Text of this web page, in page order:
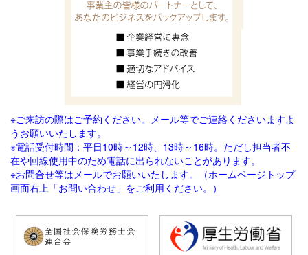
※ご来訪の際はご予約ください。メール等でご連絡くださいますよ
うお願いいたします。
※電話受付時間：平日10時～12時、13時～16時。ただし担当者不
在や回線使用中のため電話に出られないことがあります。
※お問合せ等はメールでお願いいたします。（ホームページトップ
画面右上「お問い合わせ」をご利用ください。）